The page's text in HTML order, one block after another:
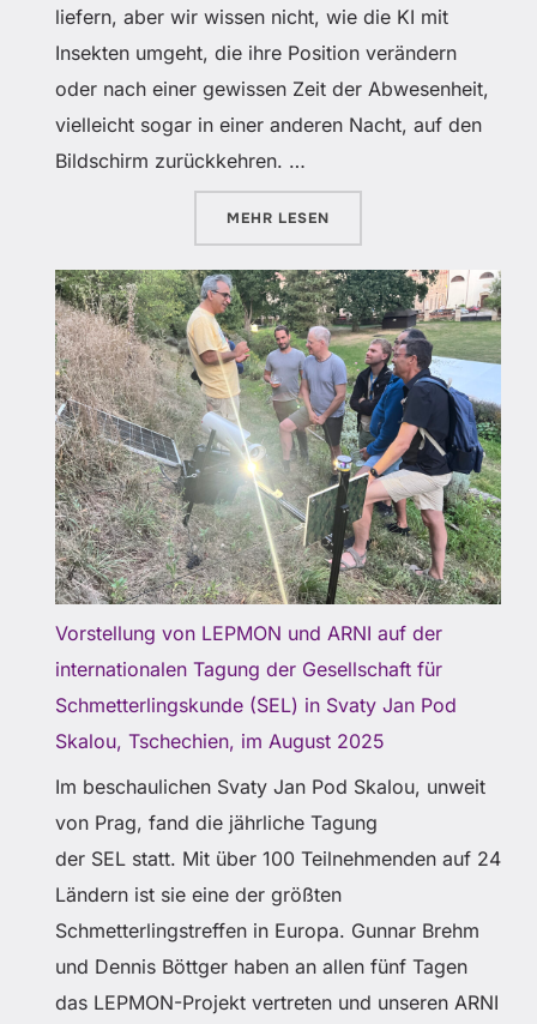
liefern, aber wir wissen nicht, wie die KI mit
Insekten umgeht, die ihre Position verändern
oder nach einer gewissen Zeit der Abwesenheit,
vielleicht sogar in einer anderen Nacht, auf den
Bildschirm zurückkehren. …
MEHR ÜBER „FELD-EXPERIMENTE
LESEN
Vorstellung von LEPMON und ARNI auf der
internationalen Tagung der Gesellschaft für
Schmetterlingskunde (SEL) in Svaty Jan Pod
Skalou, Tschechien, im August 2025
Im beschaulichen Svaty Jan Pod Skalou, unweit
von Prag, fand die jährliche Tagung
der SEL statt. Mit über 100 Teilnehmenden auf 24
Ländern ist sie eine der größten
Schmetterlingstreffen in Europa. Gunnar Brehm
und Dennis Böttger haben an allen fünf Tagen
das LEPMON-Projekt vertreten und unseren ARNI